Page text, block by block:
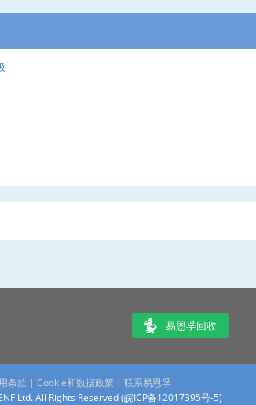
易恩孚回收
条款 | Cookie和数据政策 | 联系易恩孚
Ltd. All Rights Reserved (皖ICP备12017395号-5)